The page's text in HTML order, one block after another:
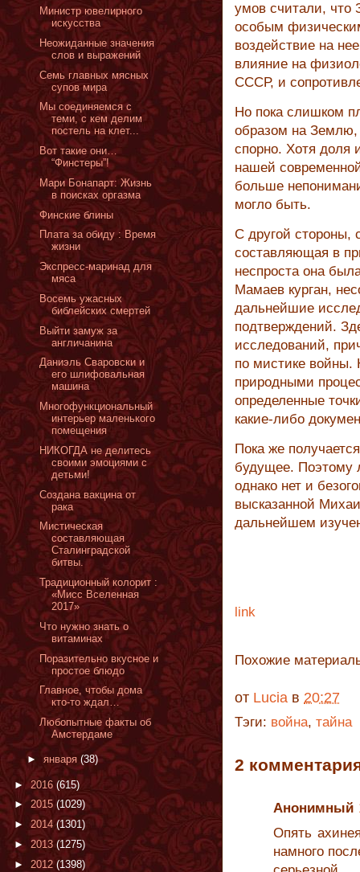
умов считали, что
особым
воздействие на
влияние на
СССР, и
Но пока слишком
образом на Землю,
спорно. Хотя доля
нашей
больше
могло быть.
С другой стороны,
составляющая в
неспроста она
Мамаев курган,
дальнейшие
подтверждений.
исследований,
по мистике войны.
природными
определенные
какие-либо
Пока же
будущее. Поэтому
однако нет и
высказанной
дальнейшем
link
Похожие
от Lucia в 20:27
Тэги: война, тайна
2
Анонимный
Опять
намного
Министр ювелирного
искусства
Неожиданные значения
слов и выражений
Семь главных мясных
супов мира
Мы соединяемся с
теми, с кем делим
постель на клет...
Вот такие они…
“Финстеры”!
Мари Бонапарт: Жизнь
в поисках оргазма
Финские блины
Плата за обиду : Время
жизни
Экспресс-маринад для
мяса
Восемь ужасных
библейских смертей
Выйти замуж за
англичанина
Даниэль Сваровски и
его шлифовальная
машина
Многофункциональный
интерьер маленького
помещения
НИКОГДА не делитесь
своими эмоциями с
детьми!
Создана вакцина от
рака
Мистическая
составляющая
Сталинградской
битвы.
Традиционный колорит :
«Мисс Вселенная
2017»
Что нужно знать о
витаминах
Поразительно вкусное и
простое блюдо
Главное, чтобы дома
кто-то ждал…
Любопытные факты об
Амстердаме
► января (38)
► 2016 (615)
► 2015 (1029)
► 2014 (1301)
► 2013 (1275)
► 2012 (1398)